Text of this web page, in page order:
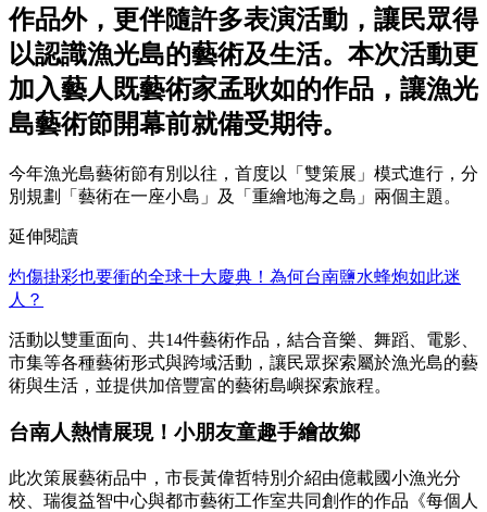
作品外，更伴隨許多表演活動，讓民眾得
以認識漁光島的藝術及生活。本次活動更
加入藝人既藝術家孟耿如的作品，讓漁光
島藝術節開幕前就備受期待。
今年漁光島藝術節有別以往，首度以「雙策展」模式進行，分
別規劃「藝術在一座小島」及「重繪地海之島」兩個主題。
延伸閱讀
灼傷掛彩也要衝的全球十大慶典！為何台南鹽水蜂炮如此迷
人？
活動以雙重面向、共14件藝術作品，結合音樂、舞蹈、電影、
市集等各種藝術形式與跨域活動，讓民眾探索屬於漁光島的藝
術與生活，並提供加倍豐富的藝術島嶼探索旅程。
台南人熱情展現！小朋友童趣手繪故鄉
此次策展藝術品中，市長黃偉哲特別介紹由億載國小漁光分
校、瑞復益智中心與都市藝術工作室共同創作的作品《每個人